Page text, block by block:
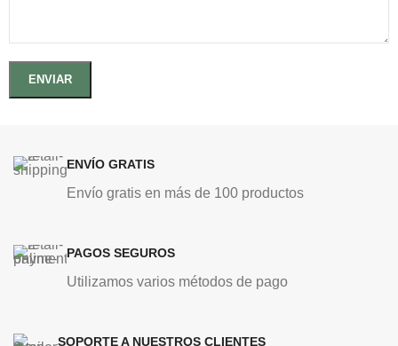
ENVÍO GRATIS
Envío gratis en más de 100 productos
PAGOS SEGUROS
Utilizamos varios métodos de pago
SOPORTE A NUESTROS CLIENTES